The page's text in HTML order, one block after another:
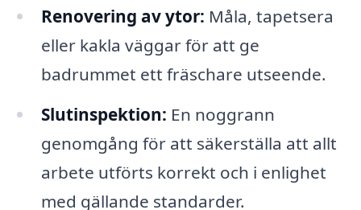
Renovering av ytor: Måla, tapetsera
eller kakla väggar för att ge
badrummet ett fräschare utseende.
Slutinspektion: En noggrann
genomgång för att säkerställa att allt
arbete utförts korrekt och i enlighet
med gällande standarder.